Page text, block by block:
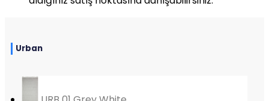
Urban